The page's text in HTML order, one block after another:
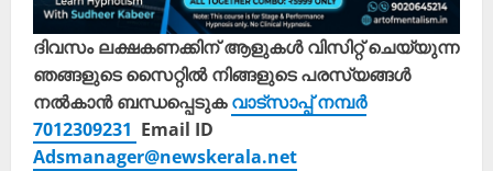
ദിവസം ലക്ഷകണക്കിന് ആളുകൾ വിസിറ്റ് ചെയ്യുന്ന
ഞങ്ങളുടെ സൈറ്റിൽ നിങ്ങളുടെ പരസ്യങ്ങൾ
നൽകാൻ ബന്ധപ്പെടുകവാട്സാപ്പ് നമ്പർ
7012309231 Email ID
Adsmanager@newskerala.net